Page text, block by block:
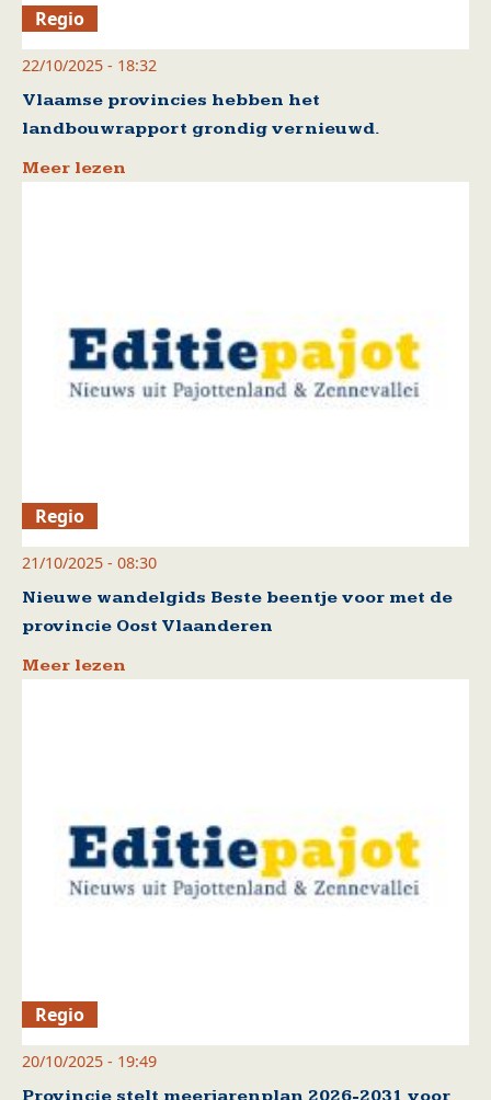
Regio
22/10/2025 - 18:32
Vlaamse provincies hebben het
landbouwrapport grondig vernieuwd.
Meer lezen
Regio
21/10/2025 - 08:30
Nieuwe wandelgids Beste beentje voor met de
provincie Oost Vlaanderen
Meer lezen
Regio
20/10/2025 - 19:49